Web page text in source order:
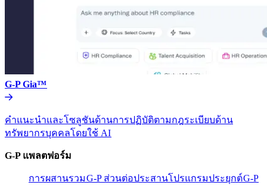
G-P Gia™​​
คำแนะนำและโซลูชันด้านการปฏิบัติตามกฎระเบียบด้าน
ทรัพยากรบุคคลโดยใช้ AI​​
G-P แพลตฟอร์ม​​
การผสานรวม​​G-P ส่วนต่อประสานโปรแกรมประยุกต์​​G-P